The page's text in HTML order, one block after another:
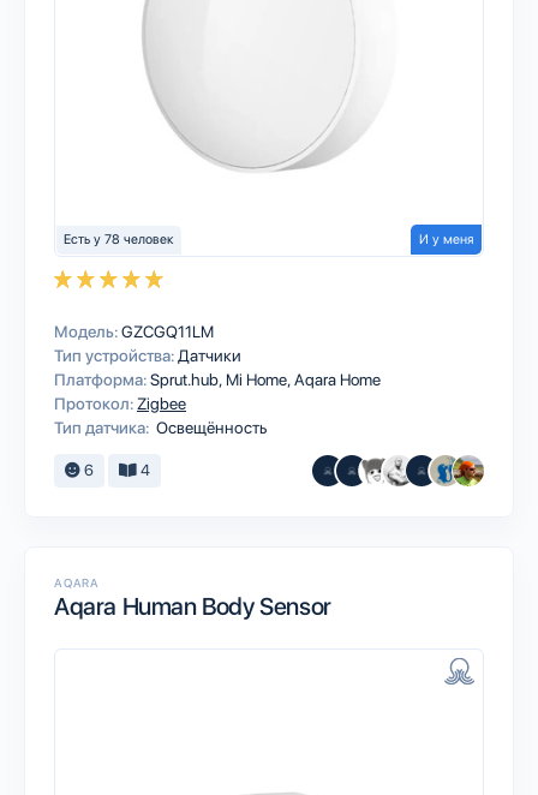
Есть у 78 человек И у меня
Модель:GZCGQ11LM
Тип устройства:Датчики
Платформа:Sprut.hub Mi HomeAqara Home
Протокол:Zigbee
Тип датчика: Освещённость
6 4
AQARA
Aqara Human Body Sensor